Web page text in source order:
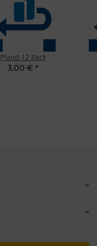
Pfand 12 Pack
3,00 € *